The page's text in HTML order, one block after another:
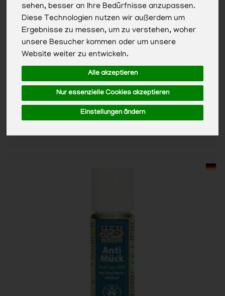
sehen, besser an Ihre Bedürfnisse anzupassen.
Diese Technologien nutzen wir außerdem um
Ergebnisse zu messen, um zu verstehen, woher
unsere Besucher kommen oder um unsere
Website weiter zu entwickeln.
Alle akzeptieren
Nur essenzielle Cookies akzeptieren
Einstellungen ändern
8,49 € */ 200ml
1 * 200ml (42,45 € / 1l)
200ml
Anzahl
8,49€